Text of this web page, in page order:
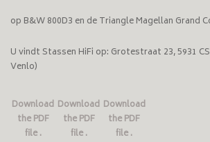
op B&W 800D3 en de Triangle Magellan Grand
U vindt Stassen HiFi op: Grotestraat 23, 5931
Venlo)
Download
the PDF
file .
Download
the PDF
file .
Download
the PDF
file .